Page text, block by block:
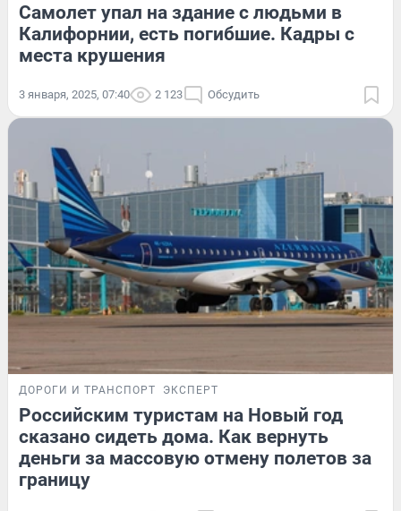
Самолет упал на здание с людьми в
Калифорнии, есть погибшие. Кадры с
места крушения
3 января, 2025, 07:40 2 123 Обсудить
ДОРОГИ И ТРАНСПОРТ ЭКСПЕРТ
Российским туристам на Новый год
сказано сидеть дома. Как вернуть
деньги за массовую отмену полетов за
границу